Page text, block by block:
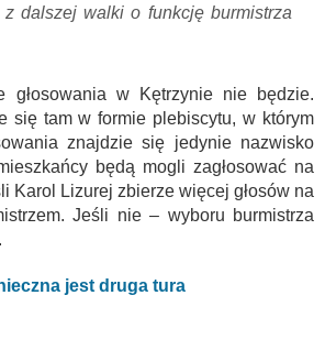
dalszej walki o funkcję burmistrza
głosowania w Kętrzynie nie będzie.
się tam w formie plebiscytu, w którym
znajdzie się jedynie nazwisko
będą mogli zagłosować na
Karol Lizurej zbierze więcej głosów na
Jeśli nie – wyboru burmistrza
jest druga tura